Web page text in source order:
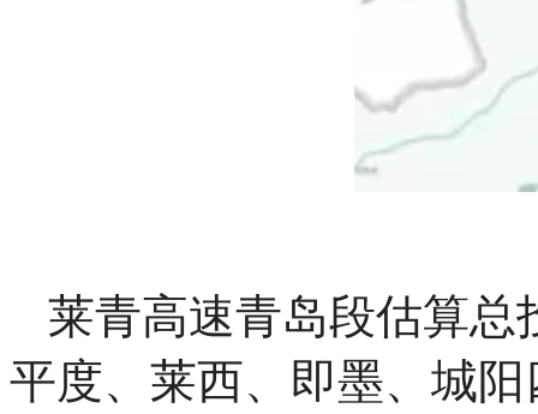
莱青高速青岛段估算总
平度、莱西、即墨、城